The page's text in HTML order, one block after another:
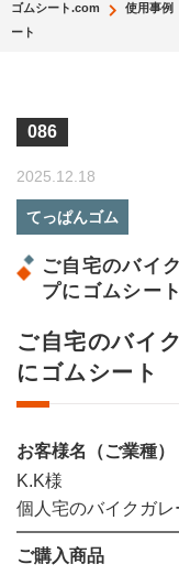
ゴムシート.com 使用事例
ート
086
2025.12.18
てっぱんゴム
ご自宅のバイ
プにゴムシート
ご自宅のバイ
にゴムシート
お客様名（ご業種）
K.K様
個人宅のバイクガレ
ご購入商品